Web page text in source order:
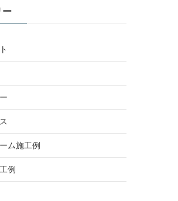
ー
ム施工例
例